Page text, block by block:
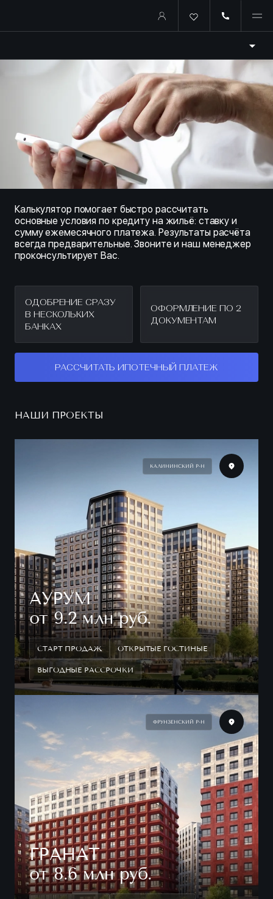
Купить квартиру в ипотеку
Калькулятор помогает быстро рассчитать
основные условия по кредиту на жильё: ставку и
сумму ежемесячного платежа. Результаты расчёта
всегда предварительные. Звоните и наш менеджер
проконсультирует Вас.
ОДОБРЕНИЕ СРАЗУ
В НЕСКОЛЬКИХ
БАНКАХ
ОФОРМЛЕНИЕ ПО 2
ДОКУМЕНТАМ
РАССЧИТАТЬ ИПОТЕЧНЫЙ ПЛАТЕЖ
НАШИ ПРОЕКТЫ
КАЛИНИНСКИЙ Р-Н
АУРУМ
от 9.2 млн руб.
СТАРТ ПРОДАЖ ОТКРЫТЫЕ ГОСТИНЫЕ
ВЫГОДНЫЕ РАССРОЧКИ
ФРУНЗЕНСКИЙ Р-Н
ГРАНАТ
от 8.6 млн руб.